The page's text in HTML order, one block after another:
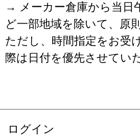
→ メーカー倉庫から当日
ど一部地域を除いて、原
ただし、時間指定をお受
際は日付を優先させてい
ログイン